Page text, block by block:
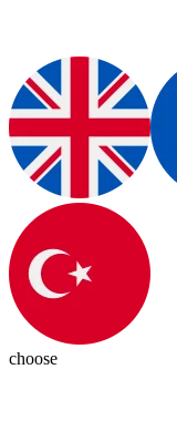
choose